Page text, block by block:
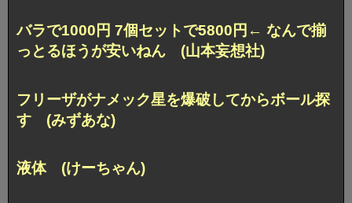
バラで1000円 7個セットで5800円 ← なんで揃
っとるほうが安いねん (山本妄想社)
フリーザがナメック星を爆破してからボール探
す (みずあな)
液体 (けーちゃん)